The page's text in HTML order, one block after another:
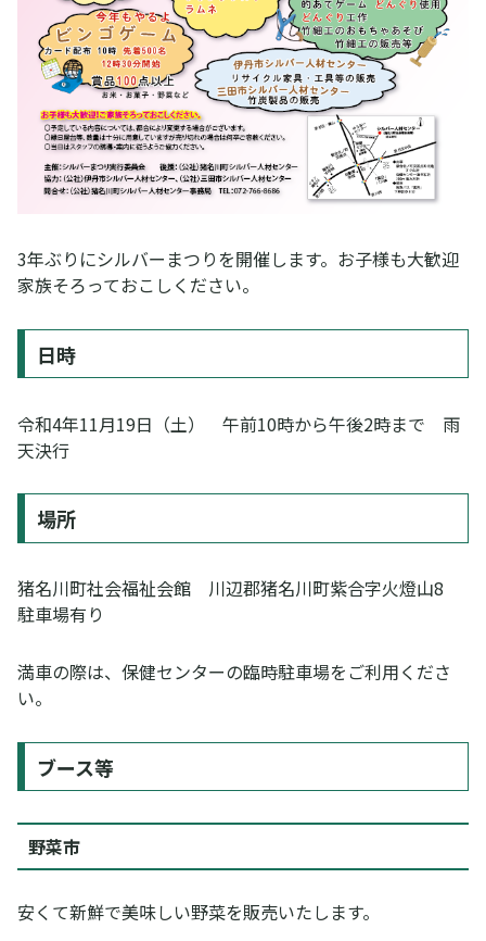
3年ぶりにシルバーまつりを開催します。お子様も大歓迎
家族そろっておこしください。
日時
令和4年11月19日（土） 午前10時から午後2時まで 雨
天決行
場所
猪名川町社会福祉会館 川辺郡猪名川町紫合字火燈山8
駐車場有り
満車の際は、保健センターの臨時駐車場をご利用くださ
い。
ブース等
野菜市
安くて新鮮で美味しい野菜を販売いたします。